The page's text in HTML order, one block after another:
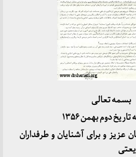
بسمه تعالی
تاریخ دوم بهمن ۱۳۵۶
عزیز و برای آشنایان و طرفداران